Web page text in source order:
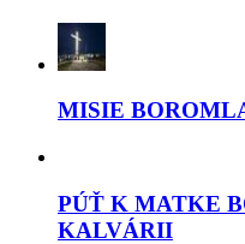
MISIE
PÚŤ K MATKE
KALVÁRII